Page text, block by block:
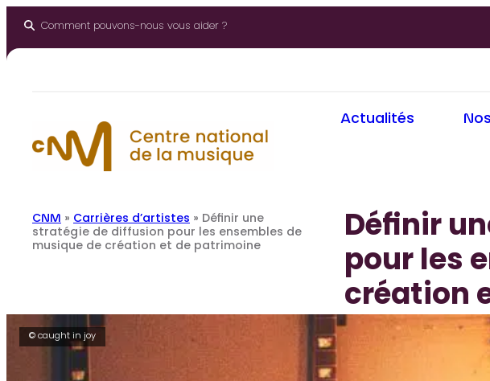
Comment pouvons-nous vous aider ?
Actualités
CNM » Carrières d’artistes » Définir une
stratégie de diffusion pour les ensembles de
musique de création et de patrimoine
Définir
pour les
création
© caught in joy